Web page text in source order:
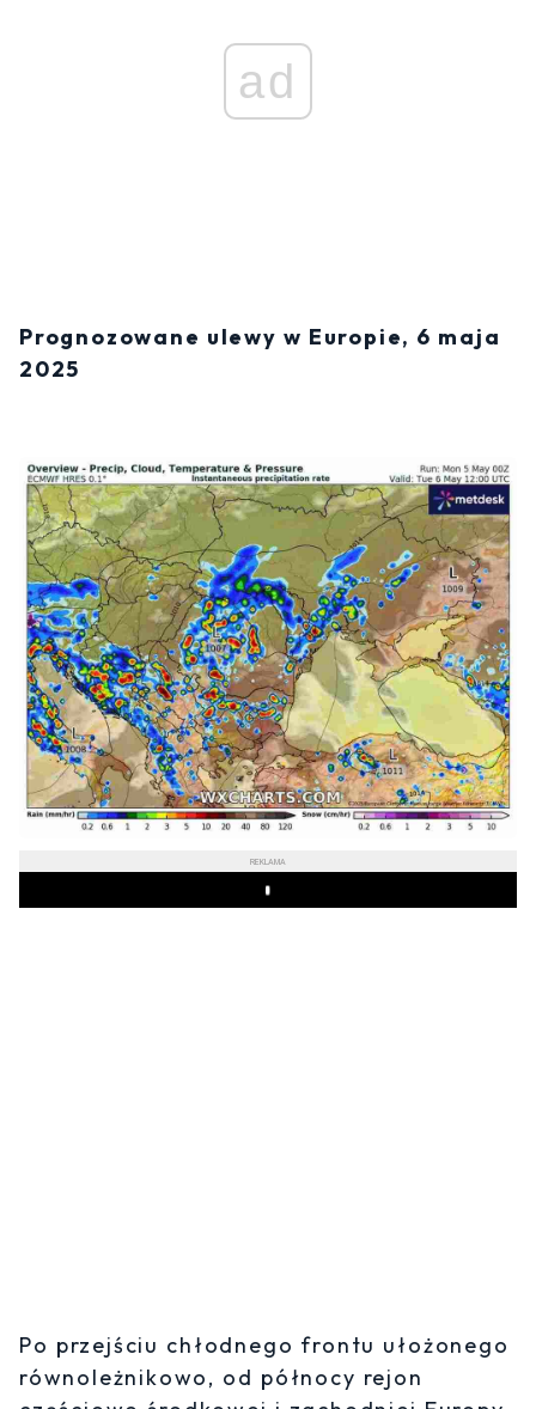
ad
Prognozowane ulewy w Europie, 6 maja
2025
REKLAMA
Play
Po przejściu chłodnego frontu ułożonego
równoleżnikowo, od północy rejon